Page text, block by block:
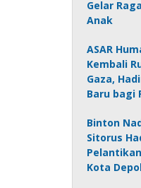
Gelar
Anak
ASAR
Kembali
Gaza,
Baru bagi
Binton
Sitorus
Pelantikan
Kota